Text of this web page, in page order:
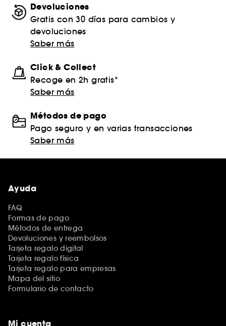
Devoluciones
Gratis con 30 días para cambios y
devoluciones
Saber más
Click & Collect
Recoge en 2h gratis*
Saber más
Métodos de pago
Pago seguro y en varias transacciones
Saber más
Ayuda
FAQ
Formas de pago
Métodos de entrega
Devoluciones y reembolsos
Tarjeta regalo digital
Tarjeta regalo física
Tarjeta regalo para empresas
Mapa del sitio
Formulario de contacto
Mi cuenta